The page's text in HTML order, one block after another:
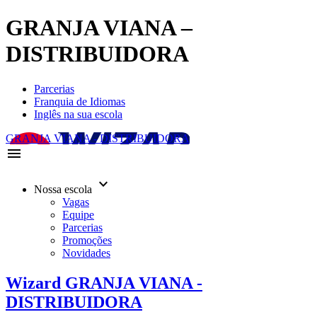
GRANJA VIANA –
DISTRIBUIDORA
Parcerias
Franquia de Idiomas
Inglês na sua escola
GRANJA VIANA - DISTRIBUIDORA
menu
Nossa escola keyboard_arrow_down
Vagas
Equipe
Parcerias
Promoções
Novidades
Wizard GRANJA VIANA -
DISTRIBUIDORA